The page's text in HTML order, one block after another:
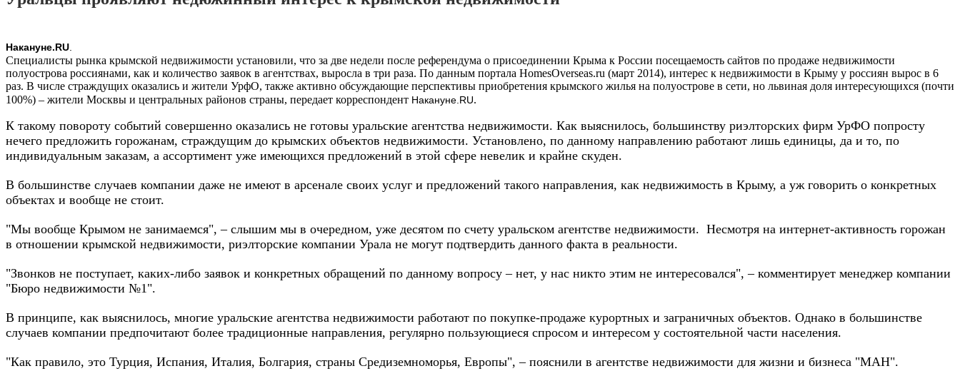
Накануне.RU
Специалисты рынка крымской недвижимости установили, что за две недели после референдума о присоединении Крыма к России посещаемость сайтов по продаже недвижимости
полуострова россиянами, как и количество заявок в агентствах, выросла в три раза. По данным портала HomesOverseas.ru (март 2014), интерес к недвижимости в Крыму у россиян вырос в 6
раз. В числе страждущих оказались и жители УрфО, также активно обсуждающие перспективы приобретения крымского жилья на полуострове в сети, но львиная доля интересующихся (почти
100%) – жители Москвы и центральных районов страны, передает корреспондент Накануне.RU.
К такому повороту событий совершенно оказались не готовы уральские агентства недвижимости. Как выяснилось, большинству риэлторских фирм УрФО попросту
нечего предложить горожанам, страждущим до крымских объектов недвижимости. Установлено, по данному направлению работают лишь единицы, да и то, по
индивидуальным заказам, а ассортимент уже имеющихся предложений в этой сфере невелик и крайне скуден.
В большинстве случаев компании даже не имеют в арсенале своих услуг и предложений такого направления, как недвижимость в Крыму, а уж говорить о конкретных
объектах и вообще не стоит.
"Мы вообще Крымом не занимаемся", – слышим мы в очередном, уже десятом по счету уральском агентстве недвижимости. Несмотря на интернет-активность горожан
в отношении крымской недвижимости, риэлторские компании Урала не могут подтвердить данного факта в реальности.
"Звонков не поступает, каких-либо заявок и конкретных обращений по данному вопросу – нет, у нас никто этим не интересовался", – комментирует менеджер компании
"Бюро недвижимости №1".
В принципе, как выяснилось, многие уральские агентства недвижимости работают по покупке-продаже курортных и заграничных объектов. Однако в большинстве
случаев компании предпочитают более традиционные направления, регулярно пользующиеся спросом и интересом у состоятельной части населения.
"Как правило, это Турция, Испания, Италия, Болгария, страны Средиземноморья, Европы", – пояснили в агентстве недвижимости для жизни и бизнеса "МАН".